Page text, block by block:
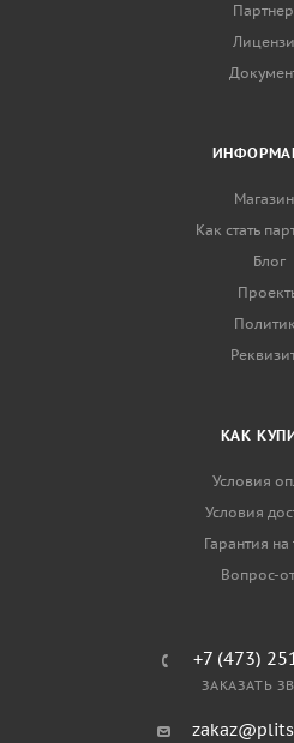
Как стать
Блог
КАК
Условия
Условия
Гарантия на
Вопрос-
+7 (473)
ЗАКАЗАТЬ